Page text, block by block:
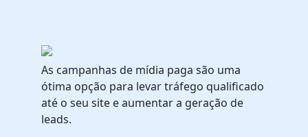
As campanhas de mídia paga são uma
ótima opção para levar tráfego qualificado
até o seu site e aumentar a geração de
leads.